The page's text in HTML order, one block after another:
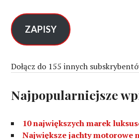
e
s
e
m
l
ZAPISY
Dołącz do 155 innych
Najpopularniejsze
10 największych marek
Największe jachty motorowe